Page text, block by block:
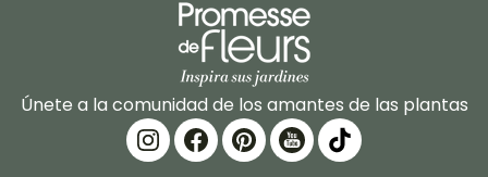
Únete a la comunidad de los amantes de las plantas